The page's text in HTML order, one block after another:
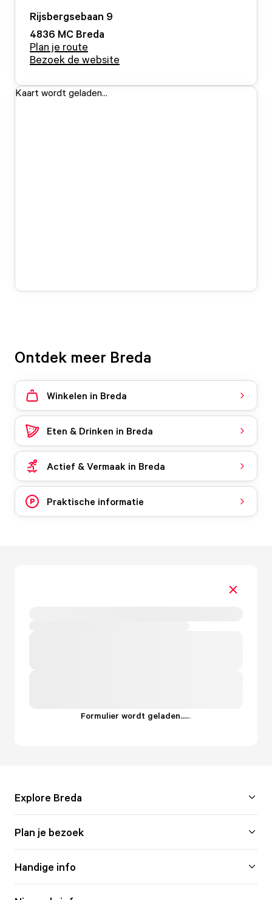
Rijsbergsebaan 9
4836 MC Breda
Plan je route
Bezoek de website
Kaart wordt geladen...
Ontdek meer Breda
Winkelen in Breda
Eten & Drinken in Breda
Actief & Vermaak in Breda
Praktische informatie
Formulier wordt geladen......
Explore Breda
Plan je bezoek
Handige info